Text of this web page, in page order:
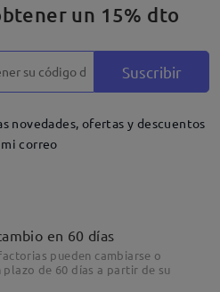
un 15% dto
Suscribir
novedades, ofertas y descuentos
correo
en 60 días
pueden cambiarse o
de 60 días a partir de su